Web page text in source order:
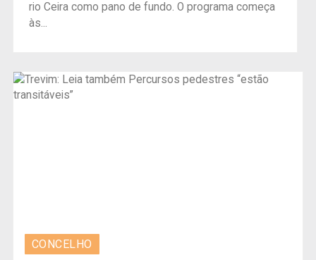
rio Ceira como pano de fundo. O programa começa
às...
CONCELHO